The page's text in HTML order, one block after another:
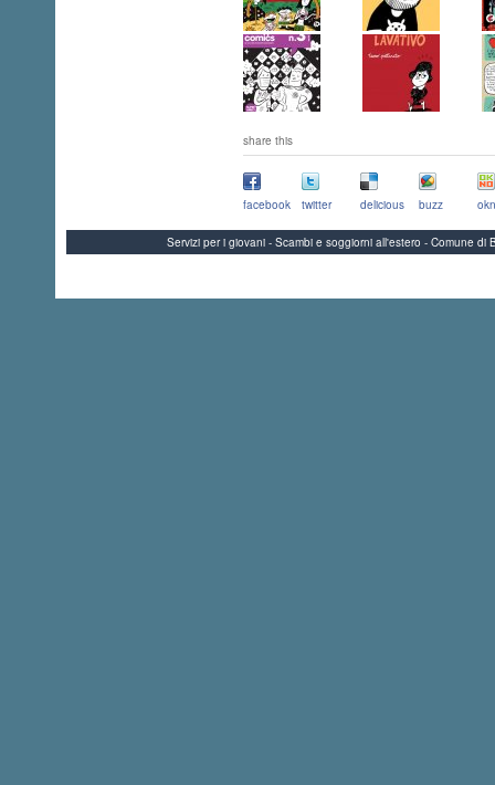
share this
facebook twitter delicious buzz
Servizi per i giovani - Scambi e soggiorni all'estero - Comune